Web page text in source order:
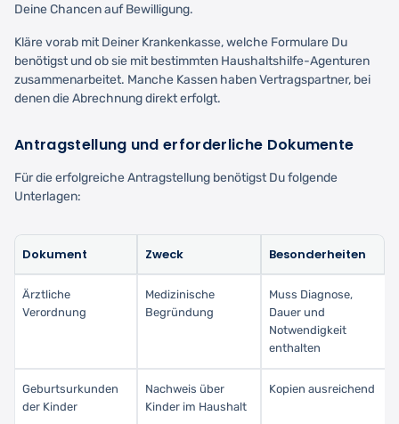
Deine Chancen auf Bewilligung.
Kläre vorab mit Deiner Krankenkasse, welche Formulare Du
benötigst und ob sie mit bestimmten Haushaltshilfe-Agenturen
zusammenarbeitet. Manche Kassen haben Vertragspartner, bei
denen die Abrechnung direkt erfolgt.
Antragstellung und erforderliche Dokumente
Für die erfolgreiche Antragstellung benötigst Du folgende
Unterlagen:
Dokument Zweck Besonderheiten
Ärztliche
Verordnung
Medizinische
Begründung
Muss Diagnose,
Dauer und
Notwendigkeit
enthalten
Geburtsurkunden
der Kinder
Nachweis über
Kinder im Haushalt
Kopien ausreichend